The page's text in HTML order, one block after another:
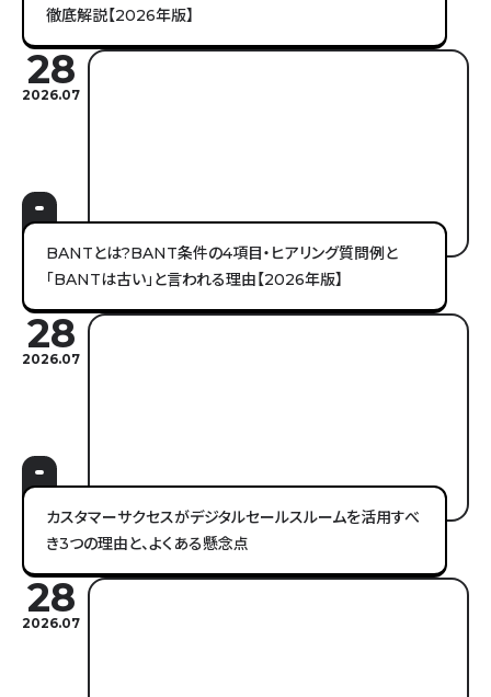
徹底解説【2026年版】
28
2026.07
BANTとは?BANT条件の4項目・ヒアリング質問例と
「BANTは古い」と言われる理由【2026年版】
28
2026.07
カスタマーサクセスがデジタルセールスルームを活用すべ
き3つの理由と、よくある懸念点
28
2026.07